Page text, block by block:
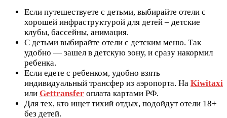
Если путешествуете с детьми, выбирайте отели с
хорошей инфраструктурой для детей – детские
клубы, бассейны, анимация.
С детьми выбирайте отели с детским меню. Так
удобно — зашел в детскую зону, и сразу накормил
ребенка.
Если едете с ребенком, удобно взять
индивидуальный трансфер из аэропорта. На Kiwitaxi
или Gettransfer оплата картами РФ.
Для тех, кто ищет тихий отдых, подойдут отели 18+
без детей.